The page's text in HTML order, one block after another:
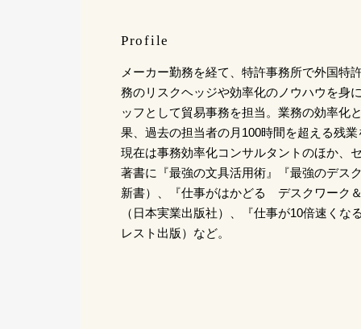
Profile
メーカー勤務を経て、特許事務所で外国特
務のリスクヘッジや効率化のノウハウを身
ッフとして貿易事務を担当。業務の効率化
果、過去の担当者の月100時間を超える残
現在は事務効率化コンサルタントのほか、
著書に『最強の文具活用術』『最強のデス
新書）、『仕事がはかどる デスクワーク
（日本実業出版社）、『仕事が10倍速くな
レスト出版）など。